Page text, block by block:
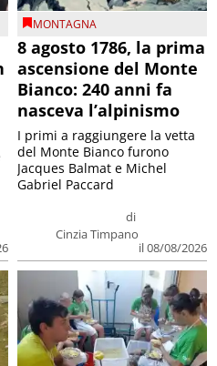
MONTAGNA
8 agosto 1786, la prima
ascensione del Monte
Bianco: 240 anni fa
nasceva l’alpinismo
di
Cinzia Timpano
il 08/08/2026
I primi a raggiungere la vetta
del Monte Bianco furono
Jacques Balmat e Michel
Gabriel Paccard